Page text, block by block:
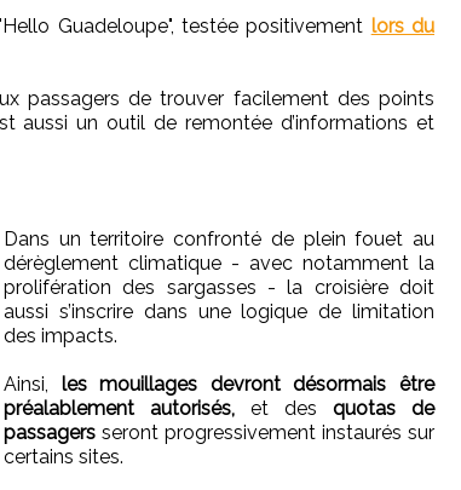
Guadeloupe", testée positivement lors du
passagers de trouver facilement des points
aussi un outil de remontée d’informations et
Dans un territoire confronté de plein fouet au
dérèglement climatique - avec notamment la
prolifération des sargasses - la croisière doit
aussi s’inscrire dans une logique de limitation
des impacts.
Ainsi, les mouillages devront désormais être
préalablement autorisés, et des quotas de
passagers seront progressivement instaurés sur
certains sites.